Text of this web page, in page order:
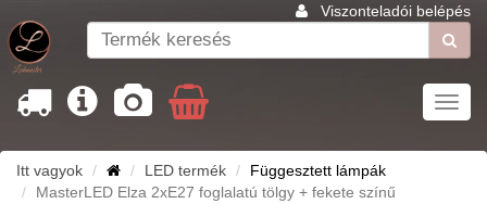
Viszonteladói belépés
Itt vagyok LED termék
Függesztett lámpák
MasterLED Elza 2xE27 foglalatú tölgy + fekete színű